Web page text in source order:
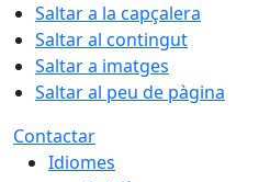
Saltar a la capçalera
Saltar al contingut
Saltar a imatges
Saltar al peu de pàgina
Contactar
Idiomes